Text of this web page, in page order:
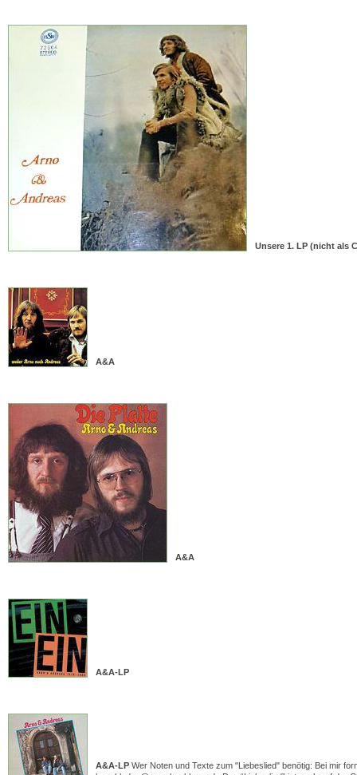
Unsere 1. LP (nicht als
A&A
A&A
A&A-LP
A&A-LP Wer Noten und Texte zum "Liebeslied" benötig: Bei mir